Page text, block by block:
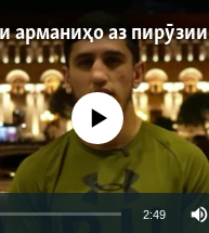
Феълан кор намекунад
2:49